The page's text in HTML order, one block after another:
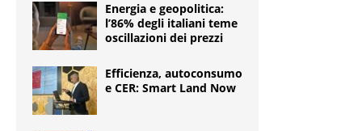
Energia e geopolitica:
l’86% degli italiani teme
oscillazioni dei prezzi
Efficienza, autoconsumo
e CER: Smart Land Now